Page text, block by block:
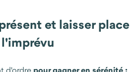
et laisser place